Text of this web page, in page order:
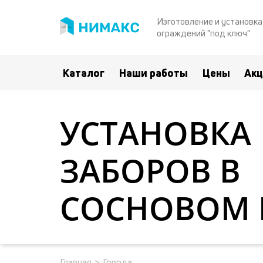
Изготовление и установка
ограждений "под ключ"
Каталог Наши работы Цены
УСТАНОВКА
ЗАБОРОВ В
СОСНОВОМ